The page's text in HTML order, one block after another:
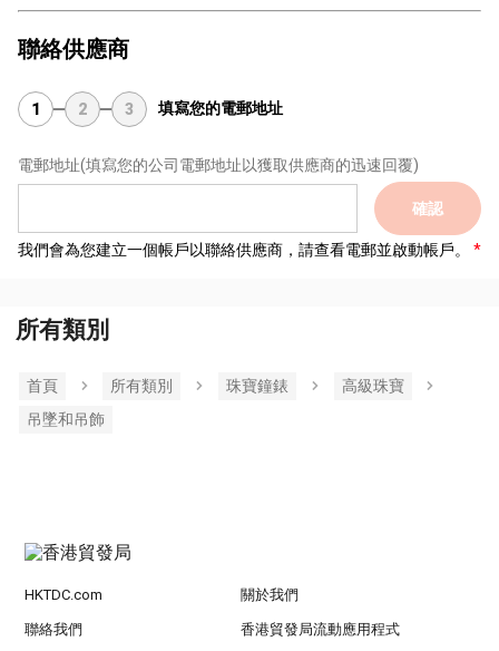
聯絡供應商
1 2 3 填寫您的電郵地址
電郵地址(填寫您的公司電郵地址以獲取供應商的迅速回覆)
確認
我們會為您建立一個帳戶以聯絡供應商，請查看電郵並啟動帳戶。
所有類別
首頁 所有類別 珠寶鐘錶
高級珠寶
吊墜和吊飾
HKTDC.com 關於我們
聯絡我們 香港貿發局流動應用程式